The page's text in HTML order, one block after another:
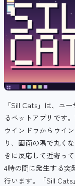
「Sill Cats」は、ユ
るペットアプリです
ウインドウからウイ
り、画面の隅で丸く
きに反応して近寄っ
4時の間に発生する突
行います。「Sill